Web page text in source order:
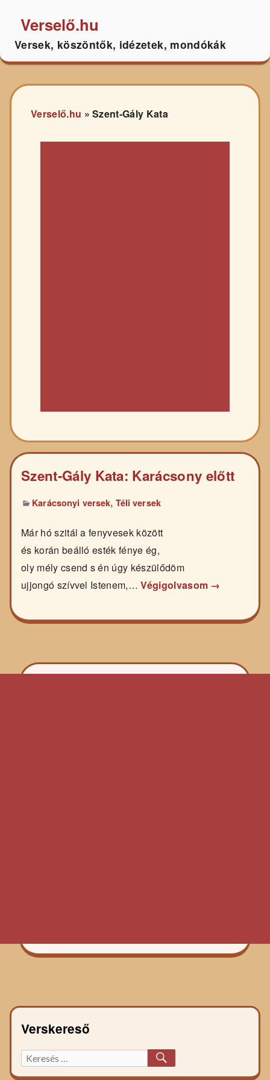
Verselő.hu
Versek, köszöntők, idézetek, mondókák
Verselő.hu »Szent-Gály Kata
Szent-Gály Kata: Karácsony előtt
Karácsonyi versek, Téli versek
Már hó szitál a fenyvesek között
és korán beálló esték fénye ég,
oly mély csend s én úgy készülődöm
ujjongó szívvel Istenem,…Végigolvasom →
Verskereső
Keresett
főzelék